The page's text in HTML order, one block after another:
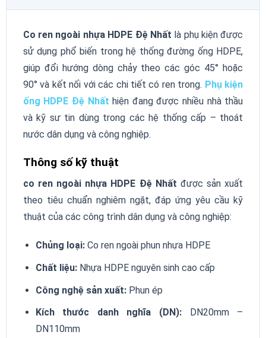
Co ren ngoài nhựa HDPE Đệ Nhất là phụ kiện được
sử dụng phổ biến trong hệ thống đường ống HDPE,
giúp đổi hướng dòng chảy theo các góc 45° hoặc
90° và kết nối với các chi tiết có ren trong. Phụ kiện
ống HDPE Đệ Nhất hiện đang được nhiều nhà thầu
và kỹ sư tin dùng trong các hệ thống cấp – thoát
nước dân dụng và công nghiệp.
Thông số kỹ thuật
co ren ngoài nhựa HDPE Đệ Nhất được sản xuất
theo tiêu chuẩn nghiêm ngặt, đáp ứng yêu cầu kỹ
thuật của các công trình dân dụng và công nghiệp:
Chủng loại:Co ren ngoài phun nhựa HDPE
Chất liệu:Nhựa HDPE nguyên sinh cao cấp
Công nghệ sản xuất:Phun ép
Kích thước danh nghĩa (DN): DN20mm –
DN110mm